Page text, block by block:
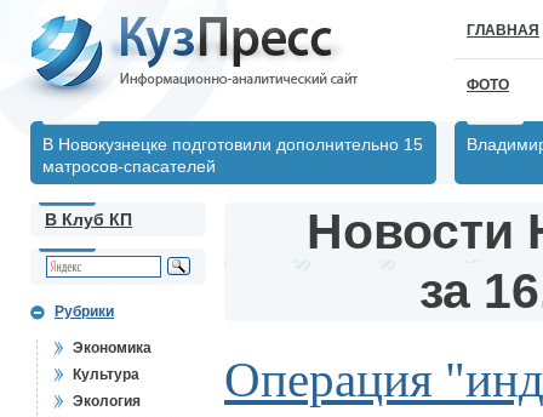
ГЛАВНАЯ
ФОТО
В Новокузнецке подготовили дополнительно 15
матросов-спасателей
В Клуб КП
Рубрики
Экономика
Культура
Экология
Новости
за
Операция